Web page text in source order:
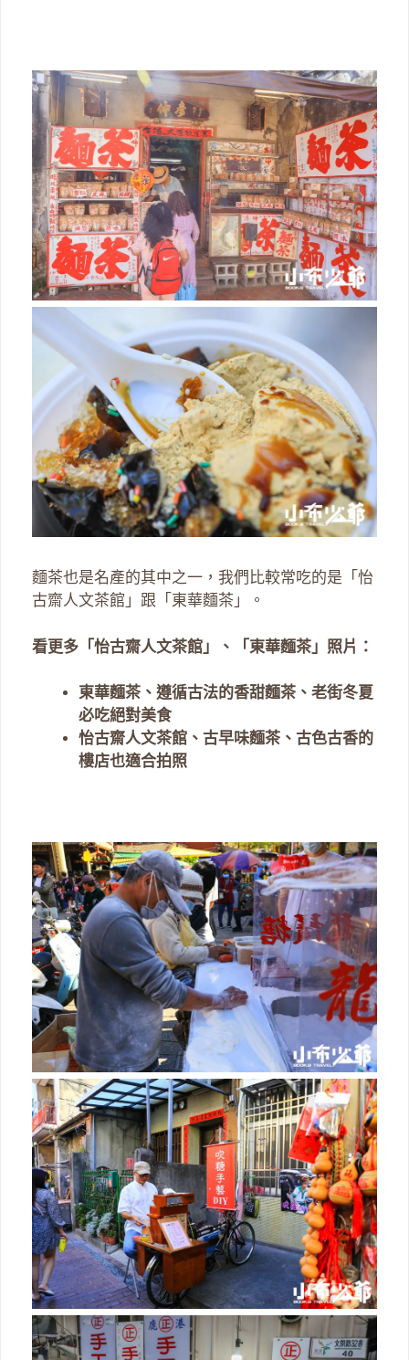
麵茶也是名產的其中之一，我們比較常吃的是「怡
古齋人文茶館」跟「東華麵茶」。
看更多「怡古齋人文茶館」、「東華麵茶」照片：
東華麵茶、遵循古法的香甜麵茶、老街冬夏
必吃絕對美食
怡古齋人文茶館、古早味麵茶、古色古香的
樓店也適合拍照